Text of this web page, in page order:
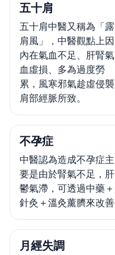
五十肩
五十肩中醫又稱為「露
肩風」，中醫觀點上因
內在氣血不足、肝腎氣
血虛損、多為過度勞
累，風寒邪氣趁虛侵襲
肩部經脈所致。
不孕症
中醫認為造成不孕症主
要是由於腎氣不足，肝
鬱氣滯，可透過中藥＋
針灸＋溫灸薰臍來改善
月經失調